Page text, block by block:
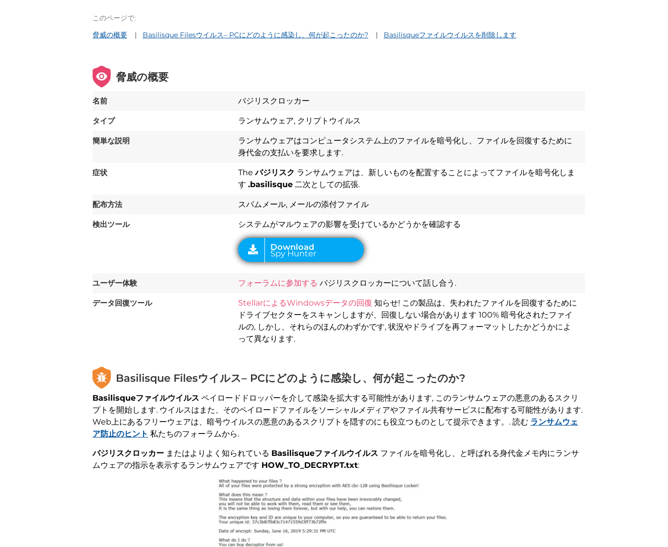
このページで:
脅威の概要
Basilisque Filesウイルス– PCにどのように感染し、何が起こったのか? Basilisqueファイルウイルスを削除します
脅威の概要
名前 バジリスクロッカー
タイプ ランサムウェア, クリプトウイルス
簡単な説明
ランサムウェアはコンピュータシステム上のファイルを暗号化し、ファイルを回復するために
身代金の支払いを要求します.
症状 Theバジリスク ランサムウェアは、新しいものを配置することによってファイルを暗号化しま
す .basilisque 二次としての拡張.
配布方法 スパムメール, メールの添付ファイル
検出ツール システムがマルウェアの影響を受けているかどうかを確認する
Spy Hunter
ユーザー体験 フォーラムに参加する バジリスクロッカーについて話し合う.
データ回復ツール StellarによるWindowsデータの回復 知らせ! この製品は、失われたファイルを回復するために
ドライブセクターをスキャンしますが、回復しない場合があります 100% 暗号化されたファイ
ルの, しかし、それらのほんのわずかです, 状況やドライブを再フォーマットしたかどうかによ
って異なります.
Basilisque Filesウイルス– PCにどのように感染し、何が起こったのか?
Basilisqueファイルウイルス ペイロードドロッパーを介して感染を拡大する可能性があります, このランサムウェアの悪意のあるスクリ
プトを開始します. ウイルスはまた、そのペイロードファイルをソーシャルメディアやファイル共有サービスに配布する可能性があります.
Web上にあるフリーウェアは、暗号ウイルスの悪意のあるスクリプトを隠すのにも役立つものとして提示できます。. 読む ランサムウェ
ア防止のヒント 私たちのフォーラムから.
バジリスクロッカー またはよりよく知られている Basilisqueファイルウイルス ファイルを暗号化し、と呼ばれる身代金メモ内にランサ
ムウェアの指示を表示するランサムウェアです HOW_TO_DECRYPT.txt: